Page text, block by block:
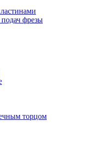
фрезы
торцом